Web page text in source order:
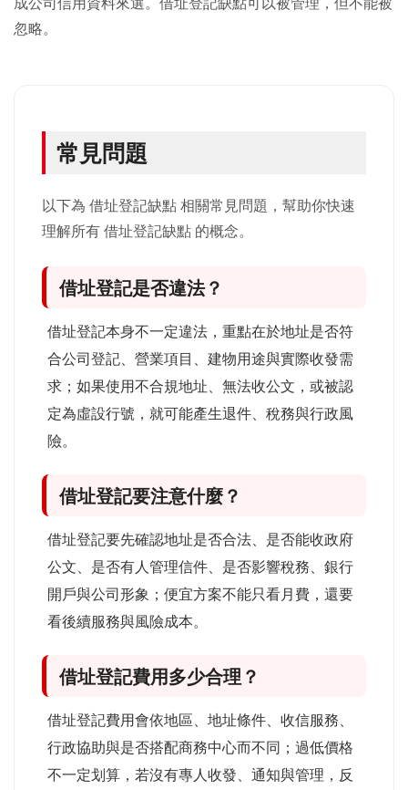
忽略。
常見問題
以下為 借址登記缺點 相關常見問題，幫助你快速
理解所有 借址登記缺點 的概念。
借址登記是否違法？
借址登記本身不一定違法，重點在於地址是否符
合公司登記、營業項目、建物用途與實際收發需
求；如果使用不合規地址、無法收公文，或被認
定為虛設行號，就可能產生退件、稅務與行政風
險。
借址登記要注意什麼？
借址登記要先確認地址是否合法、是否能收政府
公文、是否有人管理信件、是否影響稅務、銀行
開戶與公司形象；便宜方案不能只看月費，還要
看後續服務與風險成本。
借址登記費用多少合理？
借址登記費用會依地區、地址條件、收信服務、
行政協助與是否搭配商務中心而不同；過低價格
不一定划算，若沒有專人收發、通知與管理，反